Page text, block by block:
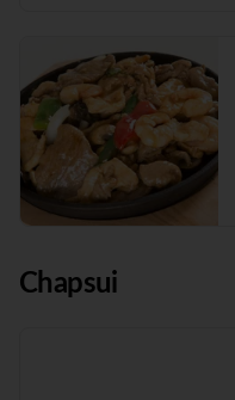
Chapsui